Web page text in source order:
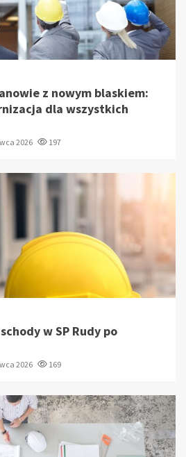
z nowym blaskiem:
dla wszystkich
2026 197
w SP Rudy po
2026 169